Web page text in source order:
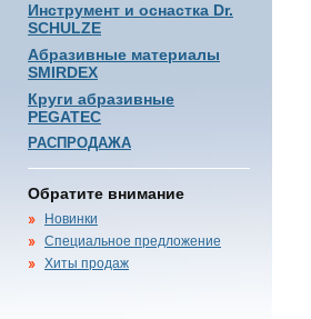
Инструмент и оснастка Dr.
SCHULZE
Абразивные материалы
SMIRDEX
Круги абразивные
PEGATEC
РАСПРОДАЖА
Обратите внимание
Новинки
Специальное предложение
Хиты продаж